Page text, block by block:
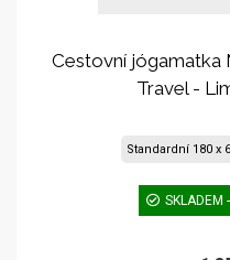
Cestovní jógamatka
Travel -
Standardní 180 x
SKLADEM